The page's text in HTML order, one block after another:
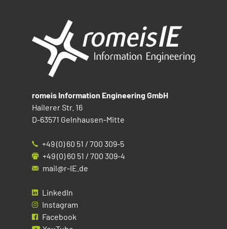
romeis Information Engineering GmbH
Hailerer Str. 16
D-63571 Gelnhausen-Mitte
+49 (0) 60 51 / 700 309-5
+49 (0) 60 51 / 700 309-4
mail@r-IE.de
LinkedIn
Instagram
Facebook